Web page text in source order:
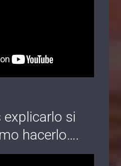
explicarlo si
hacerlo….